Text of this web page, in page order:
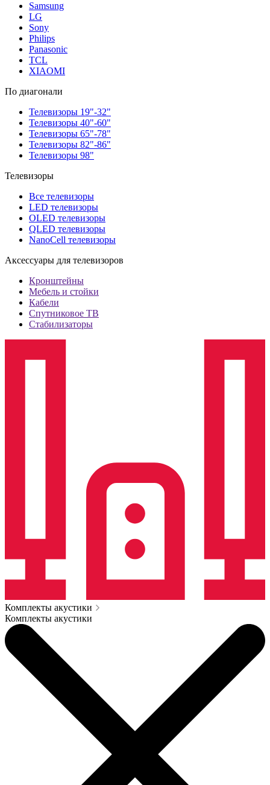
Samsung
LG
Sony
Philips
Panasonic
TCL
XIAOMI
По диагонали
Телевизоры 19"-32"
Телевизоры 40"-60"
Телевизоры 65"-78"
Телевизоры 82"-86"
Телевизоры 98"
Телевизоры
Все телевизоры
LED телевизоры
OLED телевизоры
QLED телевизоры
NanoCell телевизоры
Аксессуары для телевизоров
Кронштейны
Мебель и стойки
Кабели
Спутниковое ТВ
Стабилизаторы
Комплекты акустики
Комплекты акустики